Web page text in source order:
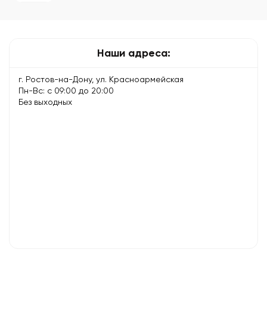
Наши адреса:
г. Ростов-на-Дону, ул. Красноармейская
Пн-Вс: с 09:00 до 20:00
Без выходных